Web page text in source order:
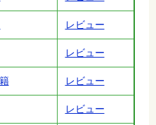
レビュー
レビュー
レビュー
レビュー